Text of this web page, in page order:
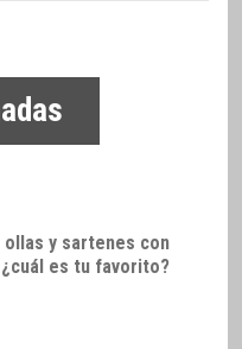
ollas y sartenes con
es tu favorito?